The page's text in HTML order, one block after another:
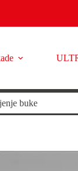
buke